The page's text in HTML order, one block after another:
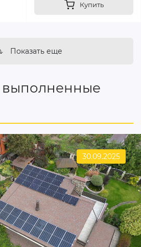
Купить
Показать еще
30.09.2025